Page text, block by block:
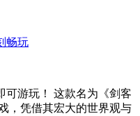
畅玩
可游玩！ 这款名为《剑客
，凭借其宏大的世界观与